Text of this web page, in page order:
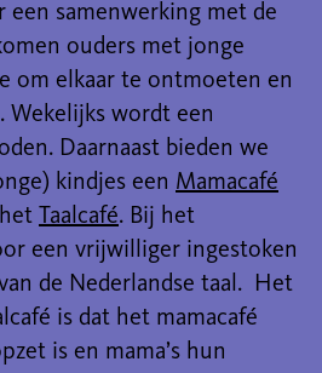
een samenwerking met de
ouders met jonge
om elkaar te ontmoeten en
Wekelijks wordt een
Daarnaast bieden we
kindjes een Mamacafé
Taalcafé. Bij het
een vrijwilliger ingestoken
de Nederlandse taal. Het
is dat het mamacafé
is en mama’s hun